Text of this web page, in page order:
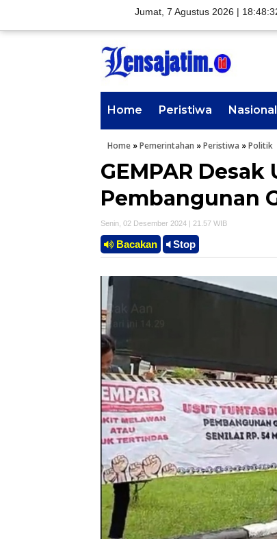
Jumat, 7 Agustus 2026 |
Home Peristiwa Nasional
Home »Pemerintahan »Peristiwa »Politik
GEMPAR
Pembangunan
Senin, 02 Desember 2024 | 21.57 WIB
Bacakan Stop